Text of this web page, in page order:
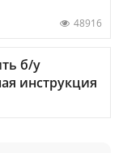
48916
б/у
инструкция